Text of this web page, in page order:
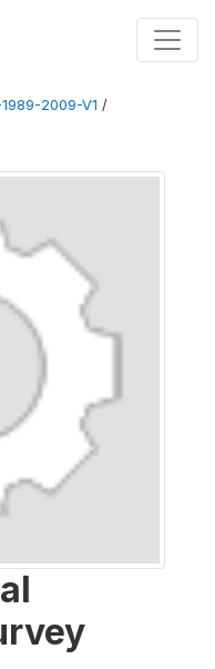
1989-2009-V1 /